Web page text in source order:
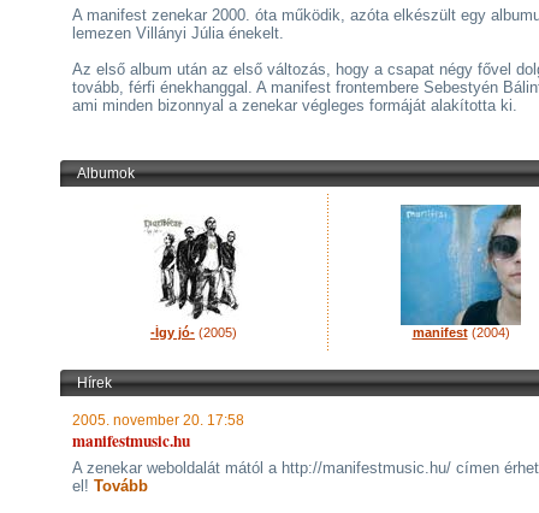
A manifest zenekar 2000. óta működik, azóta elkészült egy
lemezen Villányi Júlia énekelt.
Az első album után az első változás, hogy a csapat négy fővel
tovább, férfi énekhanggal. A manifest frontembere Sebestyén
ami minden bizonnyal a zenekar végleges formáját alakította ki.
Albumok
-Így jó- (2005) manifest(2004)
Hírek
2005. november 20. 17:58
manifestmusic.hu
A zenekar weboldalát mától a http://manifestmusic.hu/ címen
el! Tovább